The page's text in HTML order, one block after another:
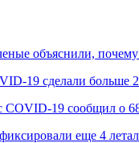
объяснили,
19 сделали больше
СOVID-19 сообщил о
еще 4